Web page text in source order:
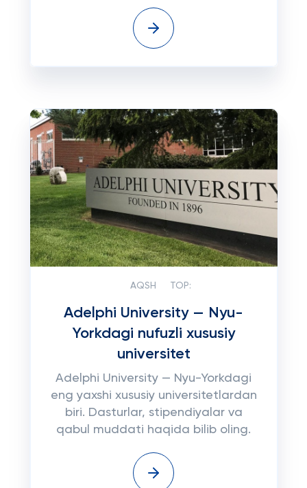
AQSH TOP:
Adelphi University — Nyu-
Yorkdagi nufuzli xususiy
universitet
Adelphi University — Nyu-Yorkdagi
eng yaxshi xususiy universitetlardan
biri. Dasturlar, stipendiyalar va
qabul muddati haqida bilib oling.